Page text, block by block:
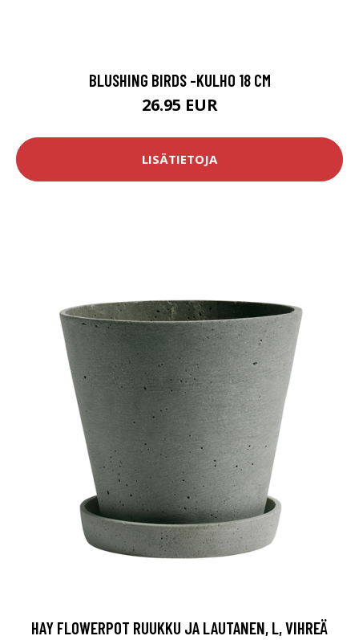
BLUSHING BIRDS -KULHO 18 CM
26.95 EUR
LISÄTIETOJA
HAY FLOWERPOT RUUKKU JA LAUTANEN, L, VIHREÄ